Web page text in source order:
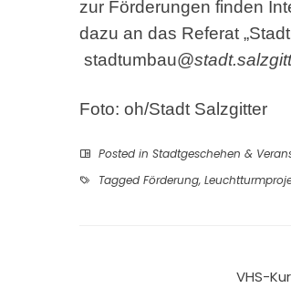
zur Förderungen finden
dazu an das Referat
stadtumbau@
Foto: oh/Stadt Salzgitter
Posted in Stadtgeschehen &
Tagged Förderung,
VHS-